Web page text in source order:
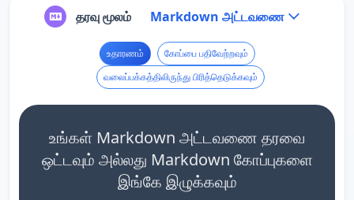
தரவு மூலம் Markdown அட்டவணை
உதாரணம்
கோப்பை பதிவேற்றவும்
வலைப்பக்கத்திலிருந்து பிரித்தெடுக்கவும்
உங்கள் Markdown அட்டவணை தரவை
ஒட்டவும் அல்லது Markdown கோப்புகளை
இங்கே இழுக்கவும்